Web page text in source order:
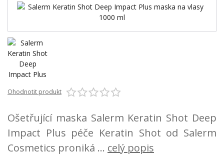
Ohodnotit produkt
Ošetřující maska Salerm Keratin Shot Deep
Impact Plus péče Keratin Shot od Salerm
Cosmetics proniká ... celý popis